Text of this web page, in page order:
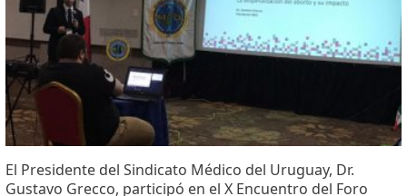
El Presidente del Sindicato Médico del Uruguay, Dr.
Gustavo Grecco, participó en el X Encuentro del Foro